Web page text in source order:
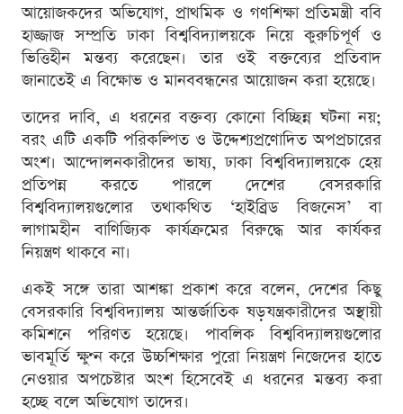
আয়োজকদের অভিযোগ, প্রাথমিক ও গণশিক্ষা প্রতিমন্ত্রী ববি
হাজ্জাজ সম্প্রতি ঢাকা বিশ্ববিদ্যালয়কে নিয়ে কুরুচিপূর্ণ ও
ভিত্তিহীন মন্তব্য করেছেন। তার ওই বক্তব্যের প্রতিবাদ
জানাতেই এ বিক্ষোভ ও মানববন্ধনের আয়োজন করা হয়েছে।
তাদের দাবি, এ ধরনের বক্তব্য কোনো বিচ্ছিন্ন ঘটনা নয়;
বরং এটি একটি পরিকল্পিত ও উদ্দেশ্যপ্রণোদিত অপপ্রচারের
অংশ। আন্দোলনকারীদের ভাষ্য, ঢাকা বিশ্ববিদ্যালয়কে হেয়
প্রতিপন্ন করতে পারলে দেশের বেসরকারি
বিশ্ববিদ্যালয়গুলোর তথাকথিত ‘হাইব্রিড বিজনেস’ বা
লাগামহীন বাণিজ্যিক কার্যক্রমের বিরুদ্ধে আর কার্যকর
নিয়ন্ত্রণ থাকবে না।
একই সঙ্গে তারা আশঙ্কা প্রকাশ করে বলেন, দেশের কিছু
বেসরকারি বিশ্ববিদ্যালয় আন্তর্জাতিক ষড়যন্ত্রকারীদের অস্থায়ী
কমিশনে পরিণত হয়েছে। পাবলিক বিশ্ববিদ্যালয়গুলোর
ভাবমূর্তি ক্ষুণ্ন করে উচ্চশিক্ষার পুরো নিয়ন্ত্রণ নিজেদের হাতে
নেওয়ার অপচেষ্টার অংশ হিসেবেই এ ধরনের মন্তব্য করা
হচ্ছে বলে অভিযোগ তাদের।